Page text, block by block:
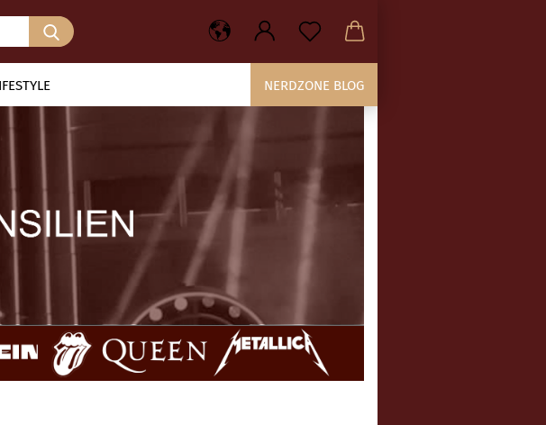
Suche...
NERDZONE BLOG